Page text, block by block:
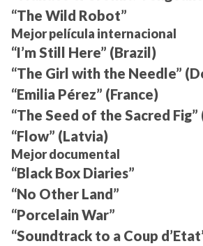
“The Wild Robot”
Mejor película internacional
“I’m Still Here” (Brazil)
“The Girl with the Needle”
“Emilia Pérez” (France)
“The Seed of the Sacred
“Flow” (Latvia)
Mejor documental
“Black Box Diaries”
“No Other Land”
“Porcelain War”
“Soundtrack to a Coup